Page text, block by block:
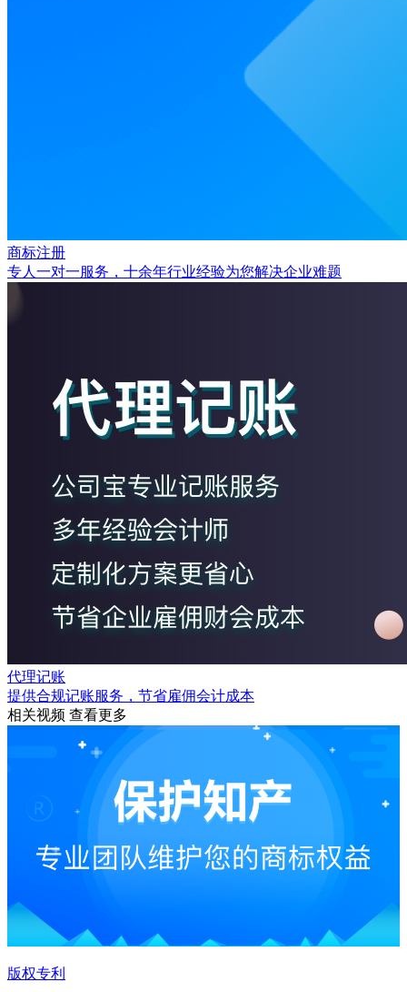
商标注册
专人一对一服务，十余年行业经验为您解决企业难题
代理记账
提供合规记账服务，节省雇佣会计成本
相关视频 查看更多
版权专利